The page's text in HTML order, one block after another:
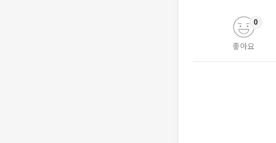
좋아요
0